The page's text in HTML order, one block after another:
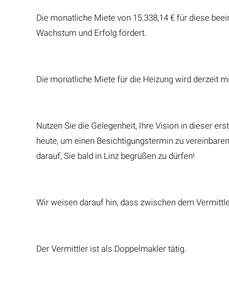
Die monatliche Miete von 15.338,14 € für diese
Wachstum und Erfolg fördert.
Die monatliche Miete für die Heizung wird derzeit
Nutzen Sie die Gelegenheit, Ihre Vision in dieser
heute, um einen Besichtigungstermin zu
darauf, Sie bald in Linz begrüßen zu dürfen!
Wir weisen darauf hin, dass zwischen dem
Der Vermittler ist als Doppelmakler tätig.